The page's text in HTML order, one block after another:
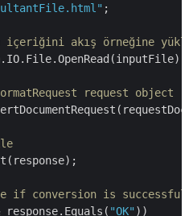
;
içeriğini akış örneğine
request object
if conversion is successful
response.Equals( "OK" ))